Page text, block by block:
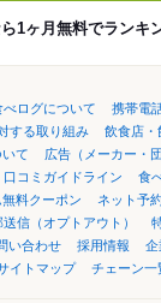
1ヶ月無料でランキ
べログについて
携帯電
する取り組み
飲食店・
て
広告（メーカー・
口コミガイドライン
食
料クーポン
ネット予
送信（オプトアウト）
い合わせ 採用情報 企
イトマップ
チェーン一